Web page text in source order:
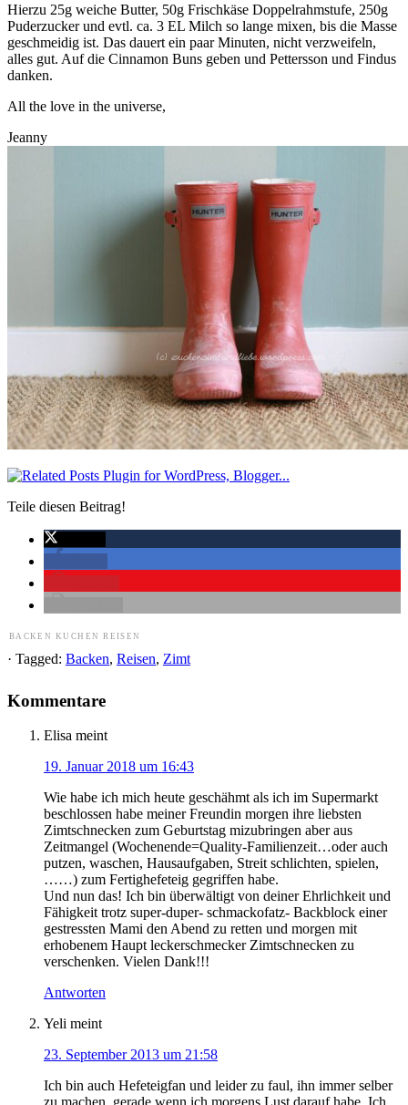
Hierzu 25g weiche Butter, 50g Frischkäse Doppelrahmstufe, 250g
Puderzucker und evtl. ca. 3 EL Milch so lange mixen, bis die Masse
geschmeidig ist. Das dauert ein paar Minuten, nicht verzweifeln,
alles gut. Auf die Cinnamon Buns geben und Pettersson und Findus
danken.
All the love in the universe,
Jeanny
Teile diesen Beitrag!
BACKEN KUCHEN REISEN
· Tagged: Backen, Reisen, Zimt
Kommentare
Elisa meint
19. Januar 2018 um 16:43
Wie habe ich mich heute geschähmt als ich im Supermarkt
beschlossen habe meiner Freundin morgen ihre liebsten
Zimtschnecken zum Geburtstag mizubringen aber aus
Zeitmangel (Wochenende=Quality-Familienzeit…oder auch
putzen, waschen, Hausaufgaben, Streit schlichten, spielen,
……) zum Fertighefeteig gegriffen habe.
Und nun das! Ich bin überwältigt von deiner Ehrlichkeit und
Fähigkeit trotz super-duper- schmackofatz- Backblock einer
gestressten Mami den Abend zu retten und morgen mit
erhobenem Haupt leckerschmecker Zimtschnecken zu
verschenken. Vielen Dank!!!
Antworten
Yeli meint
23. September 2013 um 21:58
Ich bin auch Hefeteigfan und leider zu faul, ihn immer selber